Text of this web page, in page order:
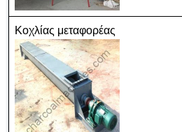
Κοχλίας μεταφορέας